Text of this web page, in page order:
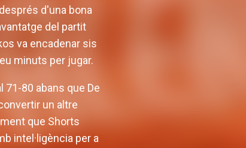
d'una bona
del partit
va encadenar sis
minuts per jugar.
71-80 abans que De
un altre
que Shorts
intel·ligència per a